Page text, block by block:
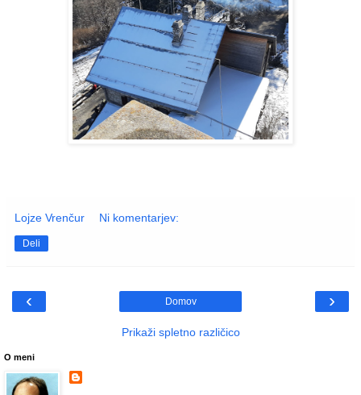
Lojze Vrenčur Ni komentarjev:
Deli
‹ ›
Domov
Prikaži spletno različico
O meni